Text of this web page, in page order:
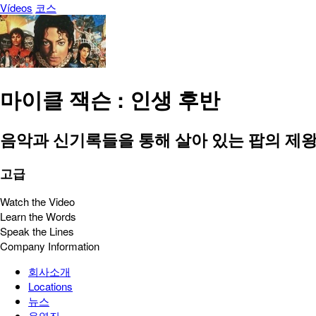
Vídeos 코스
마이클 잭슨 : 인생 후반
음악과 신기록들을 통해 살아 있는 팝의 제
고급
Watch the Video
Learn the Words
Speak the Lines
Company Information
회사소개
Locations
뉴스